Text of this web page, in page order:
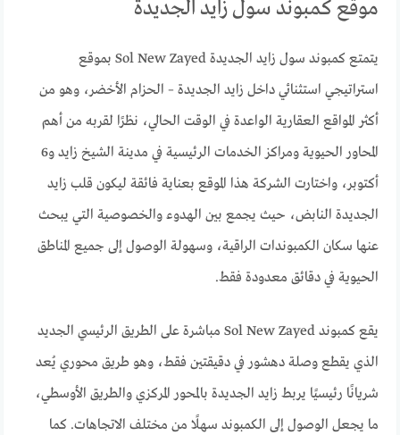
موقع كمبوند سول زايد الجديدة
يتمتع كمبوند سول زايد الجديدة Sol New Zayed بموقع
استراتيجي استثنائي داخل زايد الجديدة – الحزام الأخضر، وهو من
أكثر المواقع العقارية الواعدة في الوقت الحالي، نظرًا لقربه من أهم
المحاور الحيوية ومراكز الخدمات الرئيسية في مدينة الشيخ زايد و6
أكتوبر، واختارت الشركة هذا الموقع بعناية فائقة ليكون قلب زايد
الجديدة النابض، حيث يجمع بين الهدوء والخصوصية التي يبحث
عنها سكان الكمبوندات الراقية، وسهولة الوصول إلى جميع المناطق
الحيوية في دقائق معدودة فقط.
يقع كمبوند Sol New Zayed مباشرة على الطريق الرئيسي الجديد
الذي يقطع وصلة دهشور في دقيقتين فقط، وهو طريق محوري يُعد
شريانًا رئيسيًا يربط زايد الجديدة بالمحور المركزي والطريق الأوسطي،
ما يجعل الوصول إلى الكمبوند سهلًا من مختلف الاتجاهات. كما